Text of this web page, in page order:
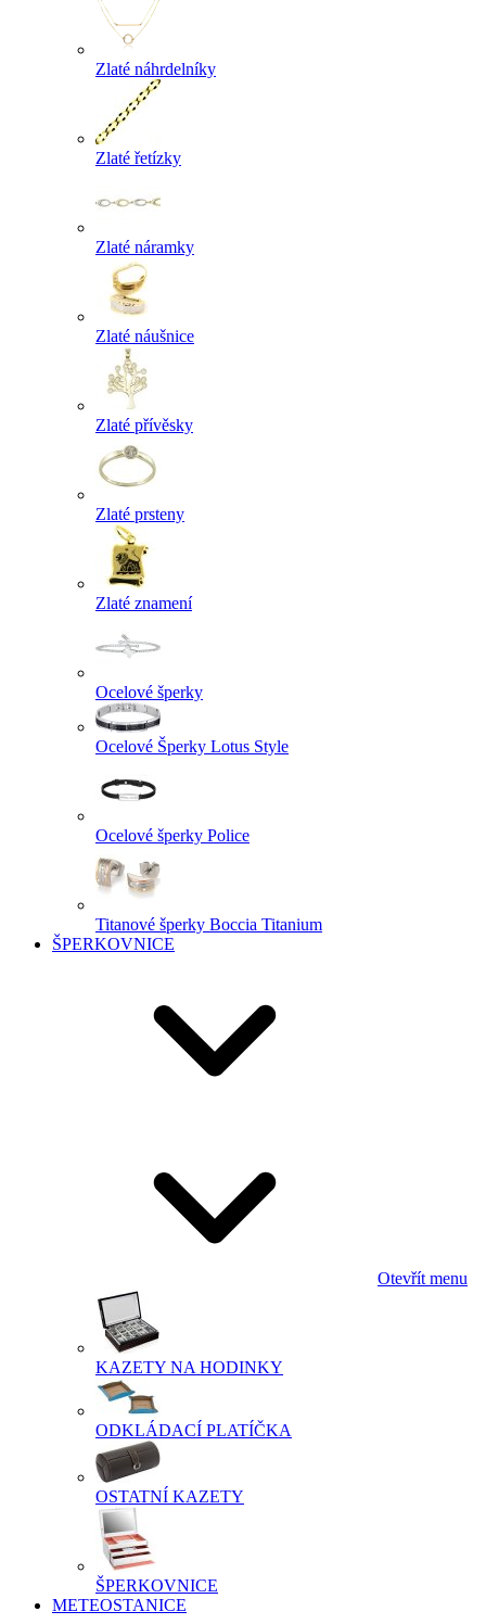
Zlaté náhrdelníky
Zlaté řetízky
Zlaté náramky
Zlaté náušnice
Zlaté přívěsky
Zlaté prsteny
Zlaté znamení
Ocelové šperky
Ocelové Šperky Lotus Style
Ocelové šperky Police
Titanové šperky Boccia Titanium
ŠPERKOVNICE
Otevřít menu
KAZETY NA HODINKY
ODKLÁDACÍ PLATÍČKA
OSTATNÍ KAZETY
ŠPERKOVNICE
METEOSTANICE